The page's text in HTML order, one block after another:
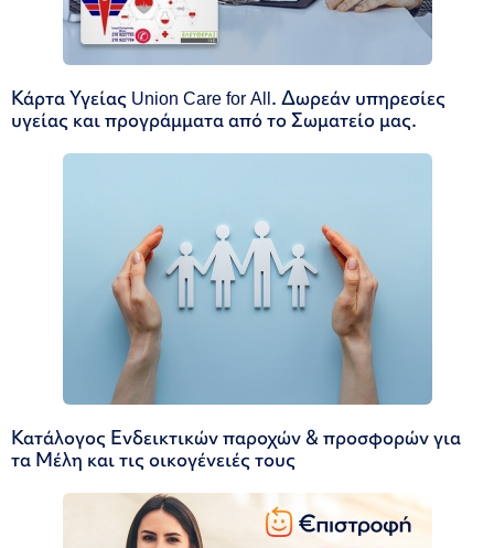
Κάρτα Υγείας Union Care for All. Δωρεάν υπηρεσίες
υγείας και προγράμματα από το Σωματείο μας.
Κατάλογος Ενδεικτικών παροχών & προσφορών για
τα Μέλη και τις οικογένειές τους